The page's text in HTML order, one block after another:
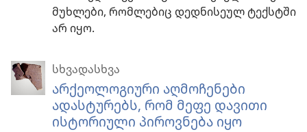
მუხლები, რომლებიც დედნისეულ ტექსტში
არ იყო.
სხვადასხვა
არქეოლოგიური აღმოჩენები
ადასტურებს, რომ მეფე დავითი
ისტორიული პიროვნება იყო